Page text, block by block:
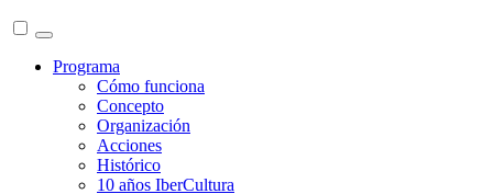
Programa
Cómo funciona
Concepto
Organización
Acciones
Histórico
10 años IberCultura